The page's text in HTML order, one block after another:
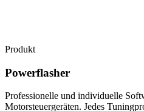
Produkt
Powerflasher
Professionelle und individuelle
Motorsteuergeräten. Jedes